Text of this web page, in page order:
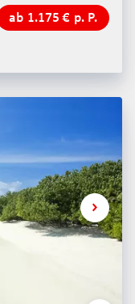
ab 1.175 € p. P.